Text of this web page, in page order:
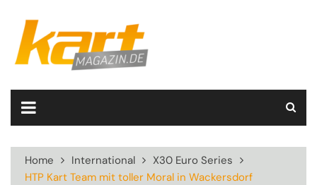
content
Home International
X30 Euro Series
HTP Kart Team mit toller Moral in Wackersdorf